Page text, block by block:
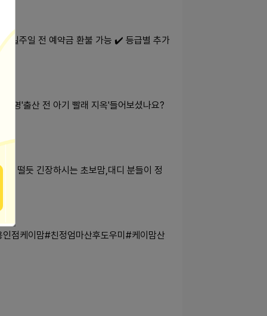
일주일 전 예약금 환불 가능 ✔️ 등급별 추가
명'출산 전 아기 빨래 지옥'들어보셨나요?
무 떨듯 긴장하시는 초보맘,대디 분들이 정
점케이맘#친정엄마산후도우미#케이맘산